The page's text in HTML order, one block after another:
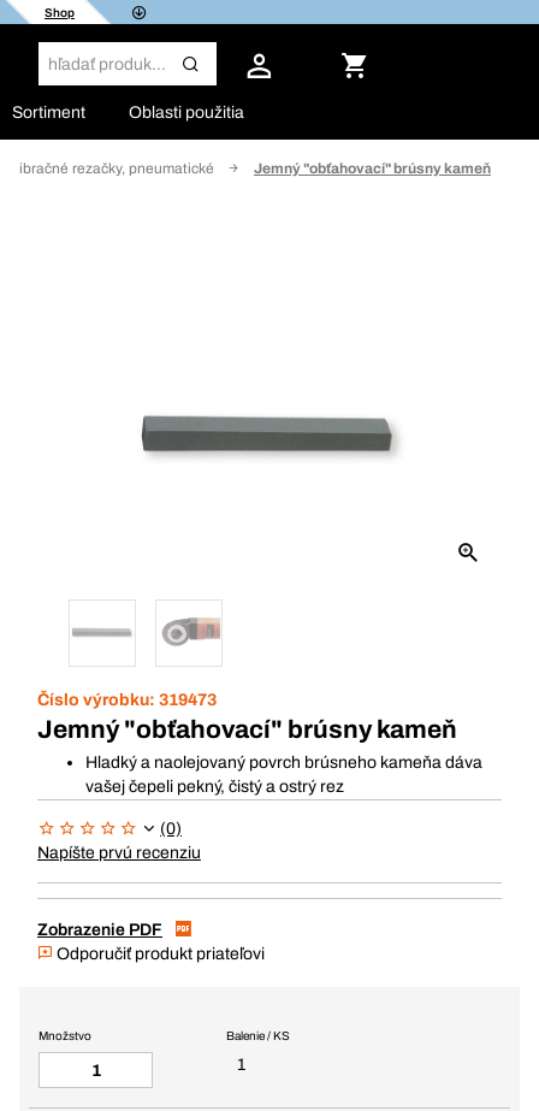
Shop
Sortiment Oblasti použitia
Vibračné rezačky, pneumatické Jemný "obťahovací" brúsny kameň
Číslo výrobku: 319473
Jemný "obťahovací" brúsny kameň
Hladký a naolejovaný povrch brúsneho kameňa dáva
vašej čepeli pekný, čistý a ostrý rez
(0)
Napíšte prvú recenziu
Zobrazenie PDF
Odporučiť produkt priateľovi
Balenie / KS
1
Množstvo